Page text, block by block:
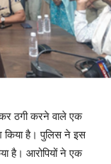
ठगी करने वाले एक
किया है। पुलिस ने इस
है। आरोपियों ने एक